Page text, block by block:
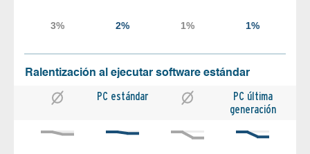
Ralentización al ejecutar software estándar
PC estándar
PC última
generación